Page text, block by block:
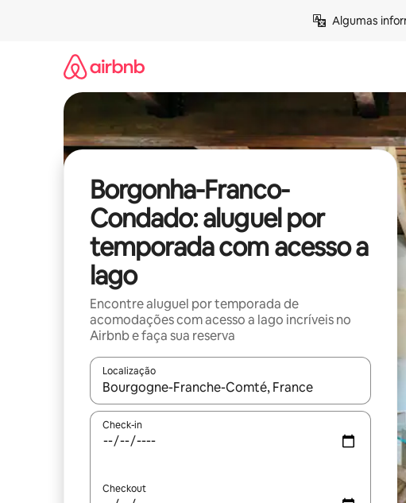
Algumas
Borgonha-Franco-
Condado: aluguel por
temporada com acesso a
lago
Encontre aluguel por temporada de
acomodações com acesso a lago incríveis no
Airbnb e faça sua reserva
Localização
Quando os resultados estiverem disponíveis, explore-os
Check-in
Checkout